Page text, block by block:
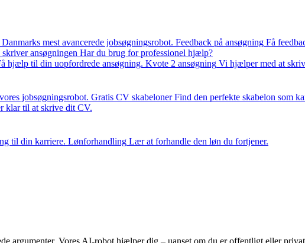
mest avancerede jobsøgningsrobot. Feedback på ansøgning Få
ansøgningen Har du brug for professionel hjælp?
hjælp til din uopfordrede ansøgning. Kvote 2 ansøgning Vi hjælper med at
jobsøgningsrobot. Gratis CV skabeloner Find den perfekte skabelon som
klar til at skrive dit CV.
til din karriere. Lønforhandling Lær at forhandle den løn du fortjener.
argumenter. Vores AI-robot hjælper dig – uanset om du er offentligt eller